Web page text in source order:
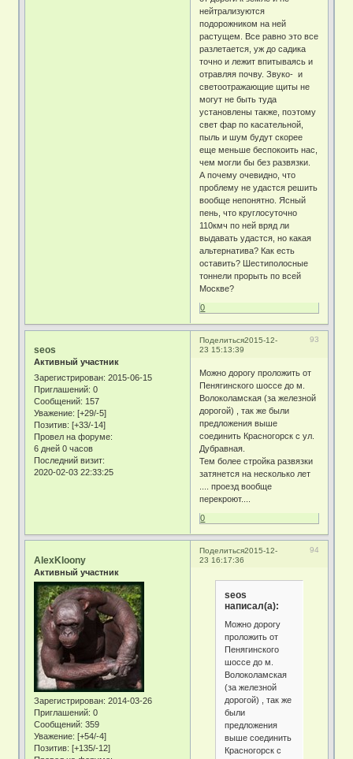
нейтрализуются
подорожником на ней
растущем. Все равно это все
разлетается, уж до садика
точно и лежит впитываясь и
отравляя почву. Звуко- и
светоотражающие щиты не
могут не быть туда
установлены также, поэтому
свет фар по касательной,
пыль и шум будут скорее
еще меньше беспокоить нас,
чем могли бы без развязки.
А почему очевидно, что
проблему не удастся решить
вообще непонятно. Ясный
пень, что круглосуточно
110кмч по ней вряд ли
выдавать удастся, но какая
альтернатива? Как есть
оставить? Шестиполосные
тоннели прорыть по всей
Москве?
0
Поделиться 93
2015-12-
23 15:13:39
seos
Активный участник
Зарегистрирован: 2015-06-15
Приглашений: 0
Сообщений: 157
Уважение: [+29/-5]
Позитив: [+33/-14]
Провел на форуме:
6 дней 0 часов
Последний визит:
2020-02-03 22:33:25
Можно дорогу проложить от
Пенягинского шоссе до м.
Волоколамская (за железной
дорогой) , так же были
предложения выше
соединить Красногорск с ул.
Дубравная.
Тем более стройка развязки
затянется на несколько лет
.... проезд вообще
перекроют....
0
Поделиться 94
2015-12-
23 16:17:36
AlexKloony
Активный участник
Зарегистрирован: 2014-03-26
Приглашений: 0
Сообщений: 359
Уважение: [+54/-4]
Позитив: [+135/-12]
seos
написал(а):
Можно дорогу
проложить от
Пенягинского
шоссе до м.
Волоколамская
(за железной
дорогой) , так же
были
предложения
выше соединить
Красногорск с